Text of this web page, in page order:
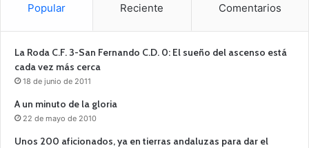
Popular Reciente Comentarios
La Roda C.F. 3-San Fernando C.D. 0: El sueño del ascenso está
cada vez más cerca
18 de junio de 2011
A un minuto de la gloria
22 de mayo de 2010
Unos 200 aficionados, ya en tierras andaluzas para dar el